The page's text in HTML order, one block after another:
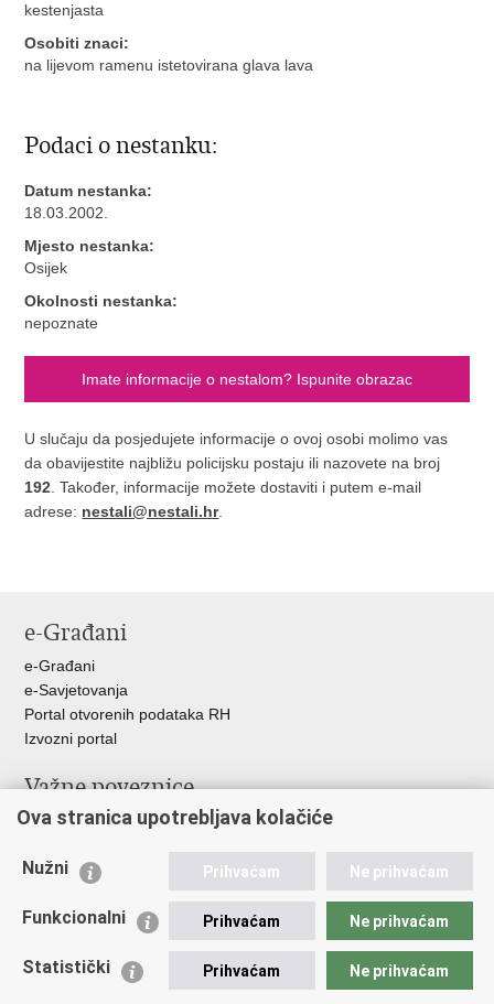
kestenjasta
Osobiti znaci:
na lijevom ramenu istetovirana glava lava
Podaci o nestanku:
Datum nestanka:
18.03.2002.
Mjesto nestanka:
Osijek
Okolnosti nestanka:
nepoznate
Imate informacije o nestalom? Ispunite obrazac
U slučaju da posjedujete informacije o ovoj osobi molimo vas
da obavijestite najbližu policijsku postaju ili nazovete na broj
192 . Također, informacije možete dostaviti i putem e-mail
adrese: nestali@nestali.hr.
e-Građani
e-Građani
e-Savjetovanja
Portal otvorenih podataka RH
Izvozni portal
Važne poveznice
Ministarstvo unutarnjih poslova RH
Nestale osobe u Domovinskom ratu (Ministarstvo hrvatskih
Ministarstvo znanosti i obrazovanja
Ova stranica upotrebljava kolačiće
Nužni Prihvaćam Ne prihvaćam
Funkcionalni Prihvaćam Ne prihvaćam
Statistički Prihvaćam Ne prihvaćam